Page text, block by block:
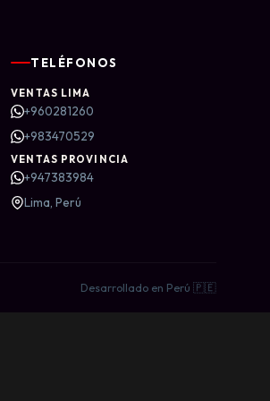
TELÉFONOS
VENTAS LIMA
+960281260
+983470529
VENTAS PROVINCIA
+947383984
Lima, Perú
Desarrollado en Perú 🇵🇪